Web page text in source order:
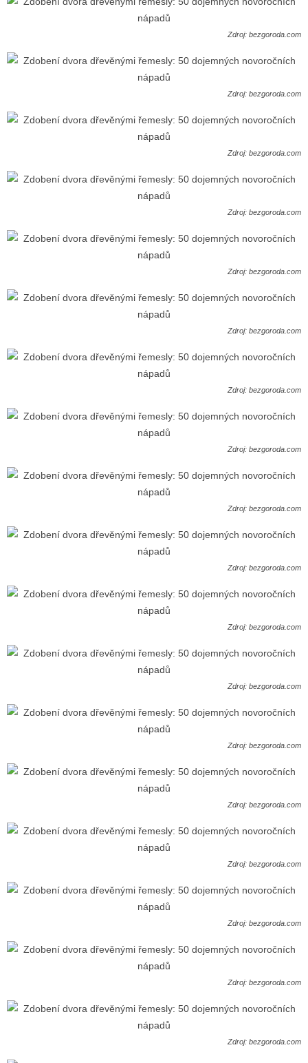
Zdroj: bezgoroda.com
Zdroj: bezgoroda.com
Zdroj: bezgoroda.com
Zdroj: bezgoroda.com
Zdroj: bezgoroda.com
Zdroj: bezgoroda.com
Zdroj: bezgoroda.com
Zdroj: bezgoroda.com
Zdroj: bezgoroda.com
Zdroj: bezgoroda.com
Zdroj: bezgoroda.com
Zdroj: bezgoroda.com
Zdroj: bezgoroda.com
Zdroj: bezgoroda.com
Zdroj: bezgoroda.com
Zdroj: bezgoroda.com
Zdroj: bezgoroda.com
Zdroj: bezgoroda.com